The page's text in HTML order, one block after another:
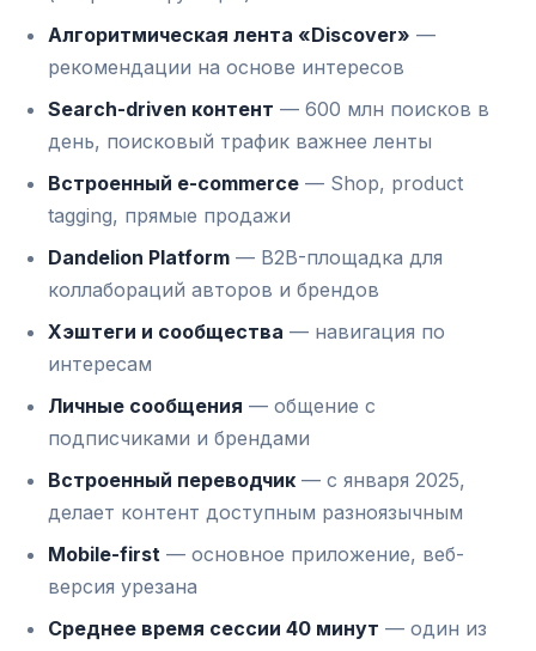
Алгоритмическая лента «Discover» —
рекомендации на основе интересов
Search-driven контент — 600 млн поисков в
день, поисковый трафик важнее ленты
Встроенный e-commerce — Shop, product
tagging, прямые продажи
Dandelion Platform — B2B-площадка для
коллабораций авторов и брендов
Хэштеги и сообщества — навигация по
интересам
Личные сообщения — общение с
подписчиками и брендами
Встроенный переводчик — с января 2025,
делает контент доступным разноязычным
Mobile-first — основное приложение, веб-
версия урезана
Среднее время сессии 40 минут — один из